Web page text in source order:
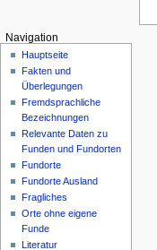
Navigation
Hauptseite
Fakten und
Überlegungen
Fremdsprachliche
Bezeichnungen
Relevante Daten zu
Funden und Fundorten
Fundorte
Fundorte Ausland
Fragliches
Orte ohne eigene
Funde
Literatur